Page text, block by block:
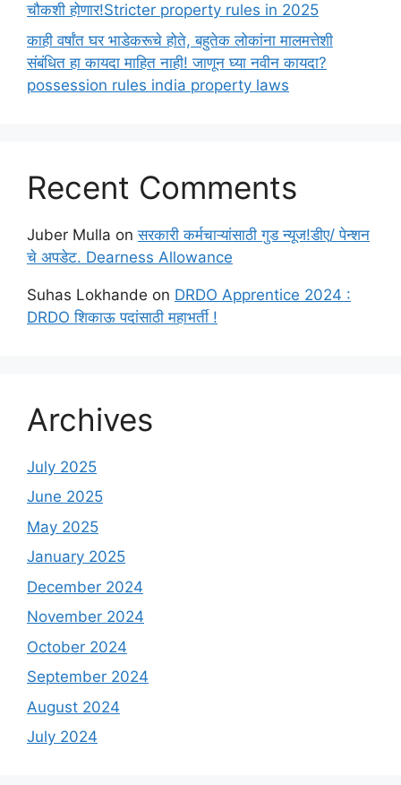
चौकशी होणार!Stricter property rules in 2025
काही वर्षांत घर भाडेकरूचे होते, बहुतेक लोकांना मालमत्तेशी
संबंधित हा कायदा माहित नाही! जाणून घ्या नवीन कायदा?
possession rules india property laws
Recent Comments
Juber Mulla onसरकारी कर्मचाऱ्यांसाठी गुड न्यूज!डीए/ पेन्शन
चे अपडेट. Dearness Allowance
Suhas Lokhande on DRDO Apprentice 2024 :
DRDO शिकाऊ पदांसाठी महाभर्ती !
Archives
July 2025
June 2025
May 2025
January 2025
December 2024
November 2024
October 2024
September 2024
August 2024
July 2024